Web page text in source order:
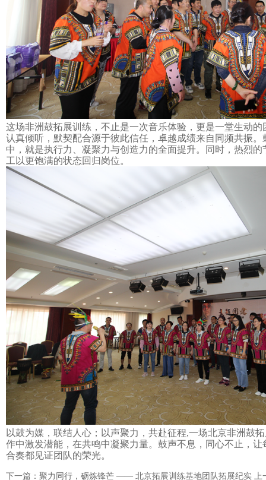
这场非洲鼓拓展训练， 不止是一次音乐体验，更是一堂生动
认真倾听，默契配合源于彼此信任，卓越成绩来自同频共振
中，就是执行力、凝聚力与创造力的全面提升。同时，热烈
工以更饱满的状态回归岗位。
以鼓为媒，联结人心；以声聚力，共赴征程,一场北京非洲鼓
作中激发潜能，在共鸣中凝聚力量。鼓声不息，同心不止，
合奏都见证团队的荣光。
下一篇：聚力同行，砺炼锋芒 —— 北京拓展训练基地团队拓展纪实 上